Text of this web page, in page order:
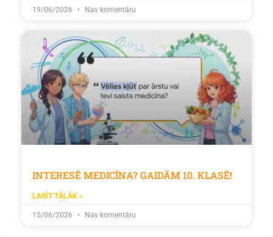
19/06/2026 Nav komentāru
INTERESĒ MEDICĪNA? GAIDĀM 10. KLASĒ!
LASĪT TĀLĀK »
15/06/2026 Nav komentāru